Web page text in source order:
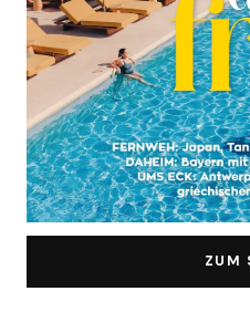
ZUM